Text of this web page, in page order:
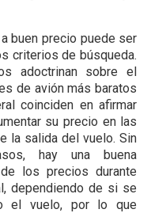
buen precio puede ser
criterios de búsqueda.
adoctrinan sobre el
de avión más baratos
coinciden en afirmar
su precio en las
la salida del vuelo. Sin
hay una buena
los precios durante
dependiendo de si se
el vuelo, por lo que